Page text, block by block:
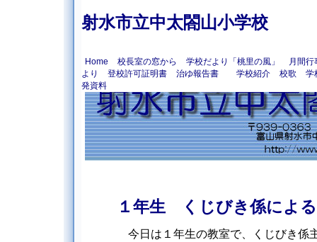
射水市立中太閤山小学校
Home 校長室の窓から 学校だより「桃里の風」
月間行
より
登校許可証明書 治ゆ報告書 学校紹介 校歌
学
発資料
１年生 くじびき係によ
今日は１年生の教室で、くじびき係